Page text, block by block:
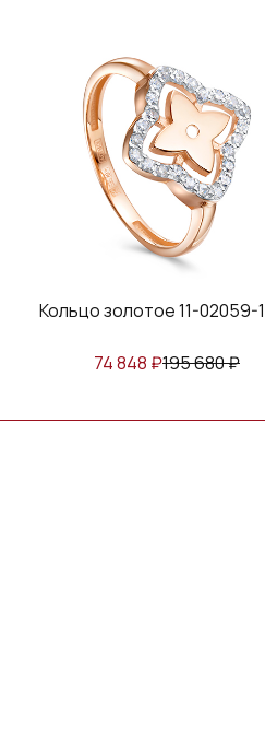
Кольцо золотое 11-02059-
74 848 ₽195 680₽